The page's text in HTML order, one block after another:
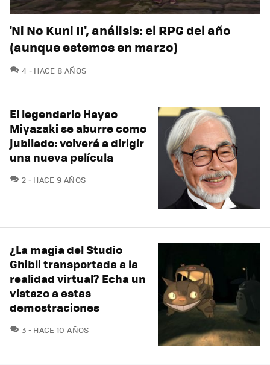
'Ni No Kuni II', análisis: el RPG del año
(aunque estemos en marzo)
4 COMENTARIOS
HACE 8 AÑOS
El legendario Hayao
Miyazaki se aburre como
jubilado: volverá a dirigir
una nueva película
2 COMENTARIOS
HACE 9 AÑOS
¿La magia del Studio
Ghibli transportada a la
realidad virtual? Echa un
vistazo a estas
demostraciones
3 COMENTARIOS
HACE 10 AÑOS